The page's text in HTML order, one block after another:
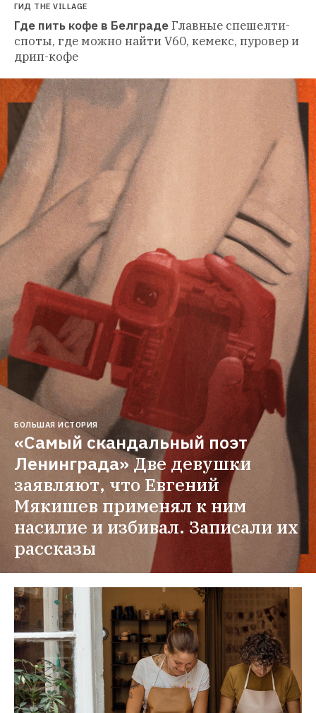
ГИД THE VILLAGE
Где пить кофе в БелградеГлавные спешелти-
споты, где можно найти V60, кемекс, пуровер и
дрип-кофе
БОЛЬШАЯ ИСТОРИЯ
«Самый скандальный поэт
Ленинграда»Две девушки
заявляют, что Евгений
Мякишев применял к ним
насилие и избивал. Записали их
рассказы